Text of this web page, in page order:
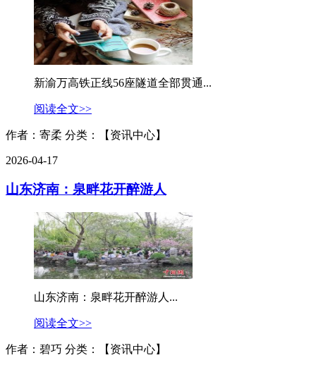
新渝万高铁正线56座隧道全部贯通...
阅读全文>>
作者：寄柔 分类：【资讯中心】
2026-04-17
山东济南：泉畔花开醉游人
山东济南：泉畔花开醉游人...
阅读全文>>
作者：碧巧 分类：【资讯中心】